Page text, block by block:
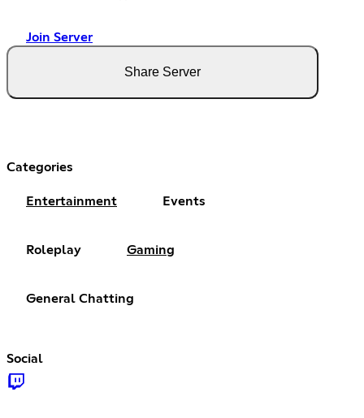
Join Server
Share Server
Categories
Entertainment Events
Roleplay Gaming
General Chatting
Social